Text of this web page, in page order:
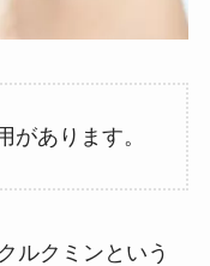
があります。
ルクミンという